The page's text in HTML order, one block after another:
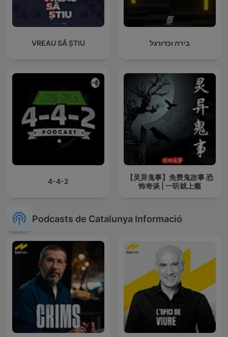
VREAU SĂ ȘTIU בירה וכדורגל
4-4-2
【灵异鬼事】免费鬼故事 恐
怖奇谈 | 一听就上瘾
Podcasts de Catalunya Informació